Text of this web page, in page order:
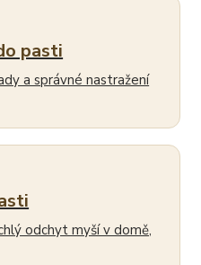
pasti
a správné nastražení
odchyt myší v domě,